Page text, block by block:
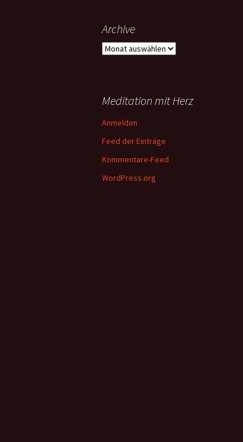
Archive
Archive
Meditation mit Herz
Anmelden
Feed der Einträge
Kommentare-Feed
WordPress.org